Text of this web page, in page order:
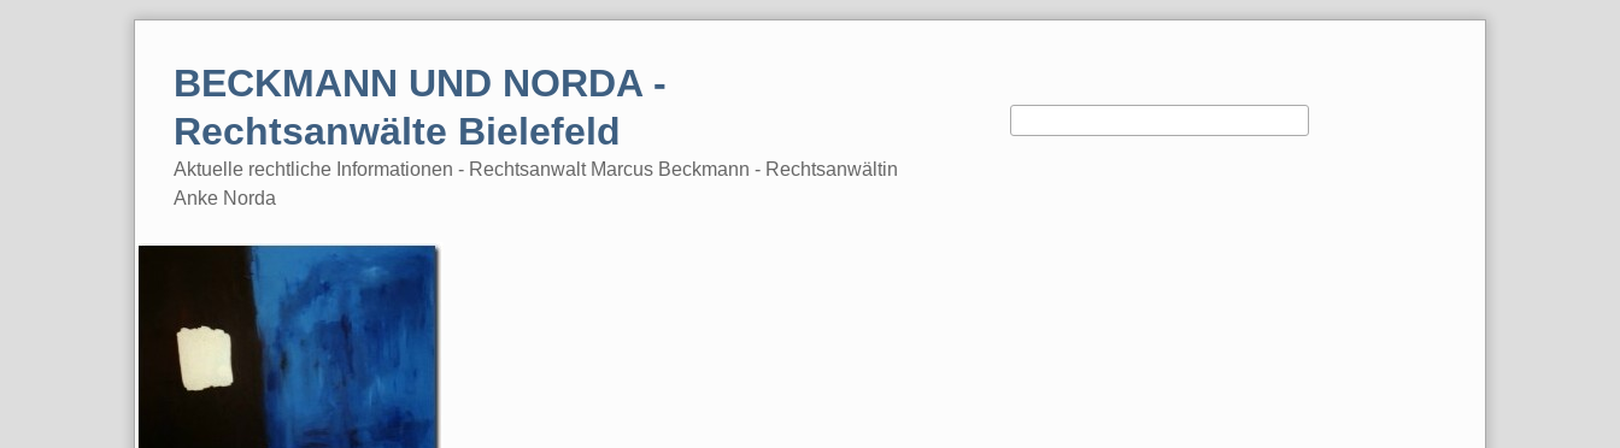
BECKMANN UND NORDA -
Rechtsanwälte Bielefeld
Aktuelle rechtliche Informationen - Rechtsanwalt Marcus Beckmann - Rechtsanwältin
Anke Norda